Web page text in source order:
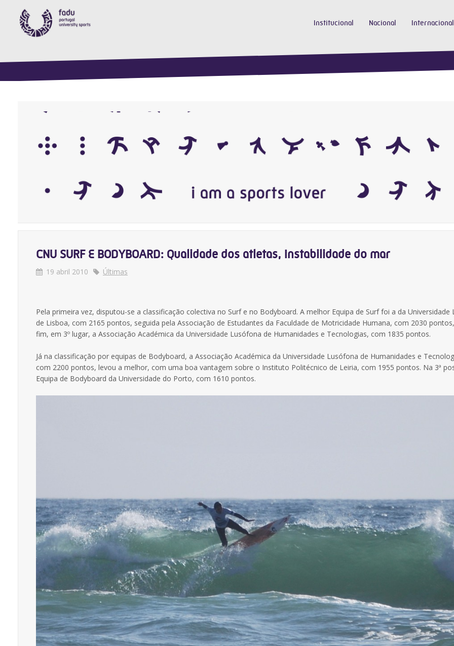
Institucional Nacional Internacional
CNU SURF E BODYBOARD: Qualidade dos atletas, Instabilidade do mar
19 abril 2010 Últimas
Pela primeira vez, disputou-se a classificação colectiva no Surf e no Bodyboard. A melhor Equipa de Surf foi a da Universidade
de Lisboa, com 2165 pontos, seguida pela Associação de Estudantes da Faculdade de Motricidade Humana, com 2030
fim, em 3º lugar, a Associação Académica da Universidade Lusófona de Humanidades e Tecnologias, com 1835 pontos.
Já na classificação por equipas de Bodyboard, a Associação Académica da Universidade Lusófona de Humanidades e
com 2200 pontos, levou a melhor, com uma boa vantagem sobre o Instituto Politécnico de Leiria, com 1955 pontos. Na 3ª
Equipa de Bodyboard da Universidade do Porto, com 1610 pontos.